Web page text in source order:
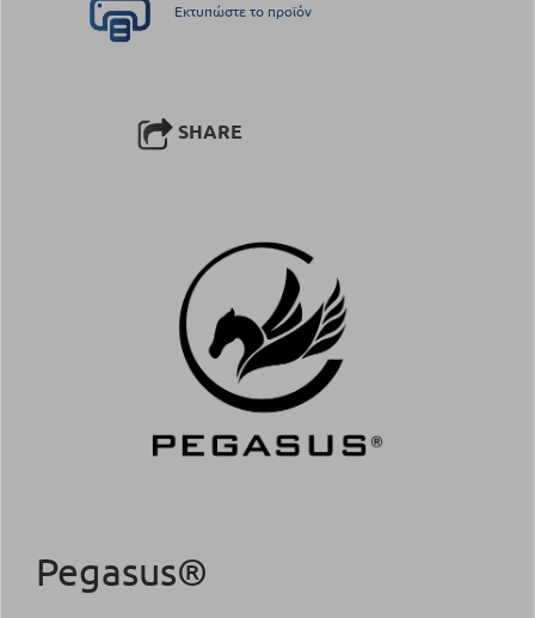
Εκτυπώστε το προϊόν
SHARE
Pegasus®